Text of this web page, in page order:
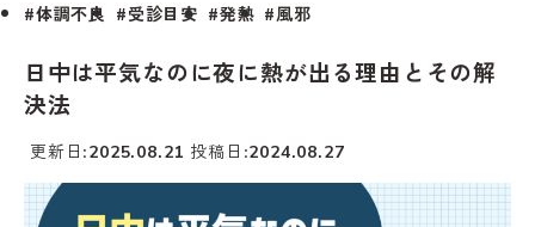
#体調不良 #受診目安 #発熱 #風邪
日中は平気なのに夜に熱が出る理由とその解
決法
更新日 2025.08.21 投稿日 2024.08.27